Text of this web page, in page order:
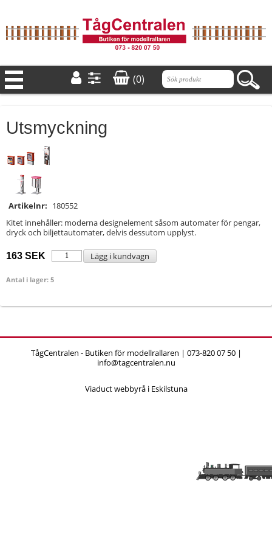
(0)
Utsmyckning
Artikelnr: 180552
Kitet innehåller: moderna designelement såsom automater för pengar,
dryck och biljettautomater, delvis dessutom upplyst.
163 SEK Lägg i kundvagn
Antal i lager: 5
TågCentralen - Butiken för modellrallaren | 073-820 07 50 |
info@tagcentralen.nu
Viaduct webbyrå i Eskilstuna